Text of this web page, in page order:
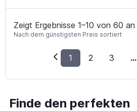
Zeigt Ergebnisse 1–10 von 60 an
Nach dem günstigsten Preis sortiert
1 2 3 ...
Finde den perfekten